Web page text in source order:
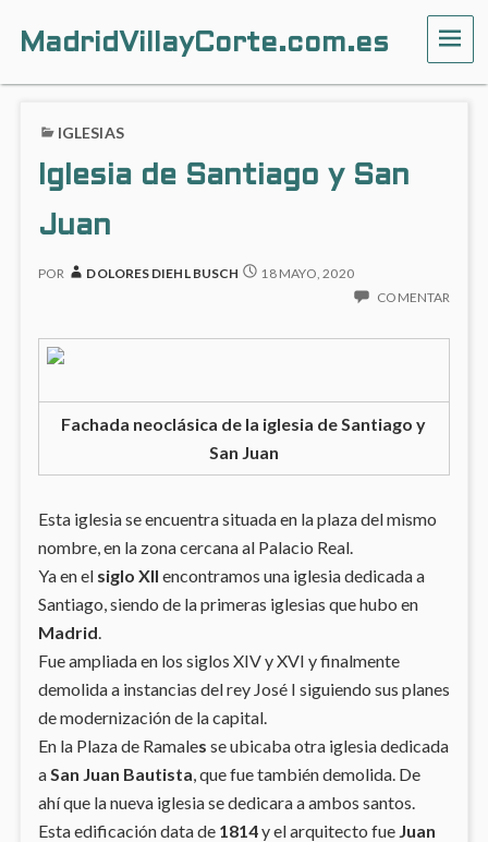
MadridVillayCorte.com.es
IGLESIAS
Iglesia de Santiago y San
Juan
POR DOLORES DIEHL BUSCH
18 MAYO, 2020
COMENTAR
Fachada neoclásica de la iglesia de Santiago y
San Juan
Esta iglesia se encuentra situada en la plaza del mismo
nombre, en la zona cercana al Palacio Real.
Ya en el siglo XII encontramos una iglesia dedicada a
Santiago, siendo de la primeras iglesias que hubo en
Madrid
Fue ampliada en los siglos XIV y XVI y finalmente
demolida a instancias del rey José I siguiendo sus planes
de modernización de la capital.
En la Plaza de Ramales se ubicaba otra iglesia dedicada
a San Juan Bautista , que fue también demolida. De
ahí que la nueva iglesia se dedicara a ambos santos.
Esta edificación data de 1814y el arquitecto fue Juan